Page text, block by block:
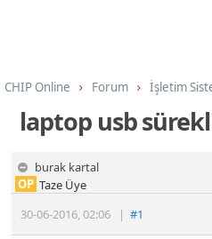
CHIP Online Forum İşletim
laptop usb
burak kartal
30-06-2016,02:06 |#1
OP Taze Üye